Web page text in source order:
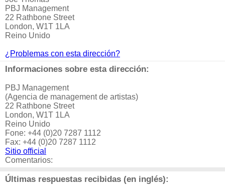
PBJ Management
22 Rathbone Street
London, W1T 1LA
Reino Unido
¿Problemas con esta dirección?
Informaciones sobre esta dirección:
PBJ Management
(Agencia de management de artistas)
22 Rathbone Street
London, W1T 1LA
Reino Unido
Fone: +44 (0)20 7287 1112
Fax: +44 (0)20 7287 1112
Sitio official
Comentarios:
Últimas respuestas recibidas (en inglés):